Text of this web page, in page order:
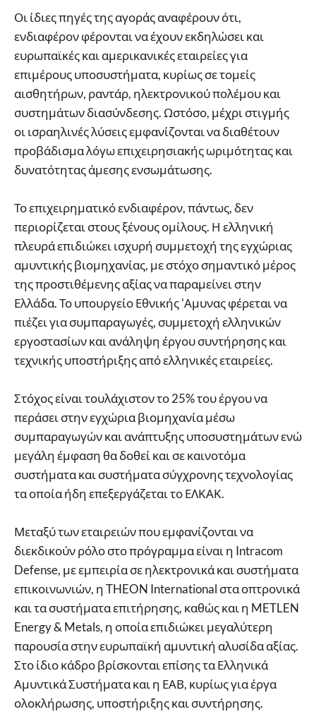
Οι ίδιες πηγές της αγοράς αναφέρουν ότι,
ενδιαφέρον φέρονται να έχουν εκδηλώσει και
ευρωπαϊκές και αμερικανικές εταιρείες για
επιμέρους υποσυστήματα, κυρίως σε τομείς
αισθητήρων, ραντάρ, ηλεκτρονικού πολέμου και
συστημάτων διασύνδεσης. Ωστόσο, μέχρι στιγμής
οι ισραηλινές λύσεις εμφανίζονται να διαθέτουν
προβάδισμα λόγω επιχειρησιακής ωριμότητας και
δυνατότητας άμεσης ενσωμάτωσης.
Το επιχειρηματικό ενδιαφέρον, πάντως, δεν
περιορίζεται στους ξένους ομίλους. Η ελληνική
πλευρά επιδιώκει ισχυρή συμμετοχή της εγχώριας
αμυντικής βιομηχανίας, με στόχο σημαντικό μέρος
της προστιθέμενης αξίας να παραμείνει στην
Ελλάδα. Το υπουργείο Εθνικής 'Αμυνας φέρεται να
πιέζει για συμπαραγωγές, συμμετοχή ελληνικών
εργοστασίων και ανάληψη έργου συντήρησης και
τεχνικής υποστήριξης από ελληνικές εταιρείες.
Στόχος είναι τουλάχιστον το 25% του έργου να
περάσει στην εγχώρια βιομηχανία μέσω
συμπαραγωγών και ανάπτυξης υποσυστημάτων ενώ
μεγάλη έμφαση θα δοθεί και σε καινοτόμα
συστήματα και συστήματα σύγχρονης τεχνολογίας
τα οποία ήδη επεξεργάζεται το ΕΛΚΑΚ.
Μεταξύ των εταιρειών που εμφανίζονται να
διεκδικούν ρόλο στο πρόγραμμα είναι η Intracom
Defense, με εμπειρία σε ηλεκτρονικά και συστήματα
επικοινωνιών, η THEON International στα οπτρονικά
και τα συστήματα επιτήρησης, καθώς και η METLEN
Energy & Metals, η οποία επιδιώκει μεγαλύτερη
παρουσία στην ευρωπαϊκή αμυντική αλυσίδα αξίας.
Στο ίδιο κάδρο βρίσκονται επίσης τα Ελληνικά
Αμυντικά Συστήματα και η ΕΑΒ, κυρίως για έργα
ολοκλήρωσης, υποστήριξης και συντήρησης.